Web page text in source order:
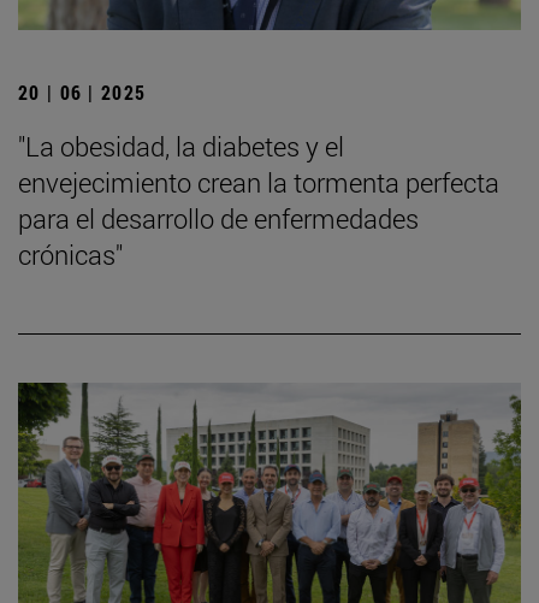
20 | 06 | 2025
"La obesidad, la diabetes y el
envejecimiento crean la tormenta perfecta
para el desarrollo de enfermedades
crónicas"